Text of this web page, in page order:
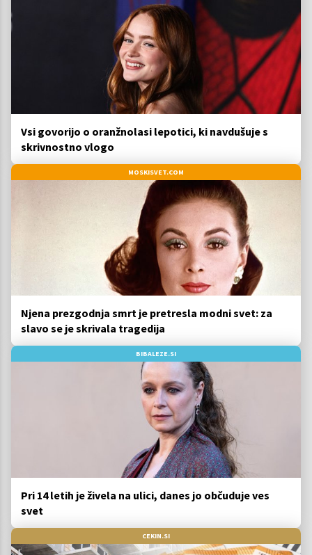
Vsi govorijo o oranžnolasi lepotici, ki navdušuje s
skrivnostno vlogo
MOSKISVET.COM
Njena prezgodnja smrt je pretresla modni svet: za
slavo se je skrivala tragedija
BIBALEZE.SI
Pri 14 letih je živela na ulici, danes jo občuduje ves
svet
CEKIN.SI